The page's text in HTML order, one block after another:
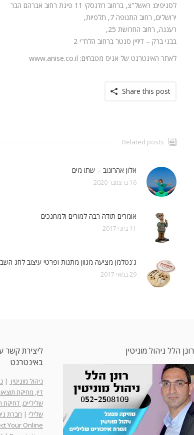
לסניפים: ראשל"צ, ברחוב רוז'נסקי 11 פינת רחוב אברהם הבר
ירושלים, רחוב התנופה 7, תלפיות,
רעננה, רחוב החרושת 25,
בבני ברק – דיזיין סנטר ברחוב הלח"י 2
לאתר האינטרנט של אניס מטבחים: www.anise.co.il
Share this post
Related posts
אלון אהרונוב – שתו מים
16 בדצמבר 2020
אומרים תודה רבה למורים ולמחנכים
11 ביוני 2017
ג'נטלמן מציעה מגוון מתנות ופרטי עיצוב לחג
29 במאי 2017
רונן הלל ניהול מוניטין
ליצירת קשר
באינטרנט
ניהול מוניטין |
דין, מחיקת
שליליים, דחיקת
שלילי | חברת
Your Online